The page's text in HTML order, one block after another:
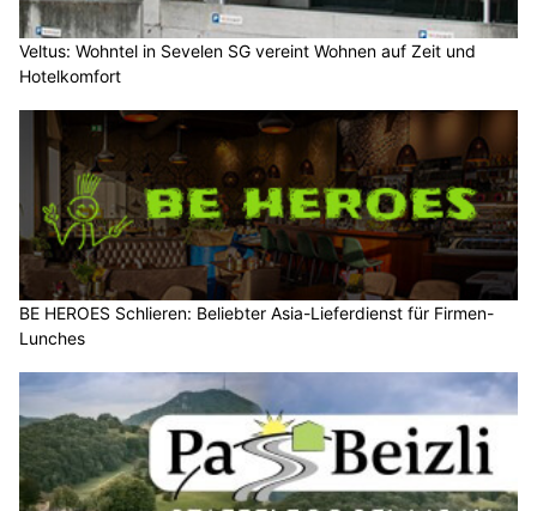
Veltus: Wohntel in Sevelen SG vereint Wohnen auf Zeit und
Hotelkomfort
BE HEROES Schlieren: Beliebter Asia-Lieferdienst für Firmen-
Lunches